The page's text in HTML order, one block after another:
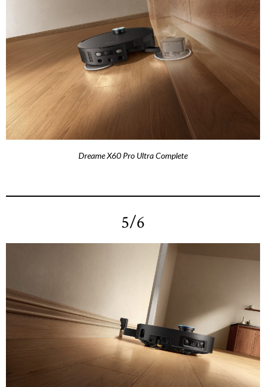
Dreame X60 Pro Ultra Complete
5/6